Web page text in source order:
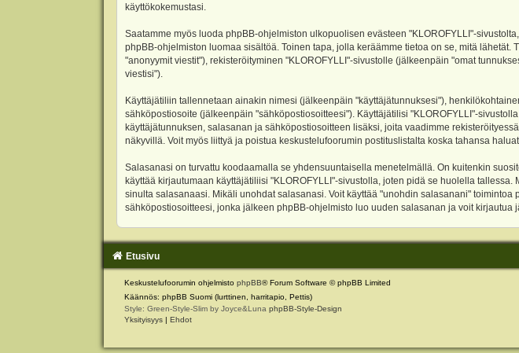
käyttökokemustasi.
Saatamme myös luoda phpBB-ohjelmiston ulkopuolisen evästeen "KLOROFYLLI"-
phpBB-ohjelmiston luomaa sisältöä. Toinen tapa, jolla keräämme tietoa on se, mitä
"anonyymit viestit"), rekisteröityminen "KLOROFYLLI"-sivustolle (jälkeenpäin "omat
viestisi").
Käyttäjätiliin tallennetaan ainakin nimesi (jälkeenpäin "käyttäjätunnuksesi"),
sähköpostiosoite (jälkeenpäin "sähköpostiosoitteesi"). Käyttäjätilisi "KLOROFYLLI"-
käyttäjätunnuksen, salasanan ja sähköpostiosoitteen lisäksi, joita vaadimme
näkyvillä. Voit myös liittyä ja poistua keskustelufoorumin postituslistalta koska tahansa
Salasanasi on turvattu koodaamalla se yhdensuuntaisella menetelmällä. On kuitenkin
käyttää kirjautumaan käyttäjätiliisi "KLOROFYLLI"-sivustolla, joten pidä se huolella
sinulta salasanaasi. Mikäli unohdat salasanasi. Voit käyttää "unohdin salasanani"
sähköpostiosoitteesi, jonka jälkeen phpBB-ohjelmisto luo uuden salasanan ja voit kirjautua
Etusivu
Keskustelufoorumin ohjelmisto phpBB® Forum Software © phpBB Limited
Käännös: phpBB Suomi (lurttinen, harritapio, Pettis)
Style: Green-Style-Slim by Joyce&Luna phpBB-Style-Design
Yksityisyys | Ehdot